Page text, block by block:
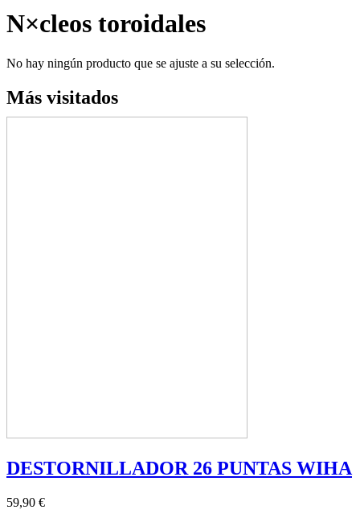
N×cleos toroidales
No hay ningún producto que se ajuste a su selección.
Más visitados
DESTORNILLADOR 26 PUNTAS WIHA
59,90 €